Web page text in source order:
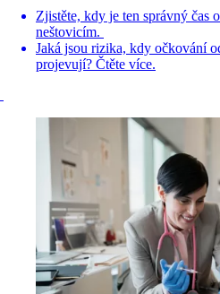
Zjistěte, kdy je ten správný čas
neštovicím.
Jaká jsou rizika, kdy očkování
projevují? Čtěte více.